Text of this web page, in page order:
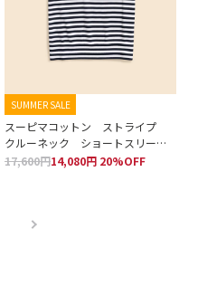
SUMMER SALE
スーピマコットン ストライプ
クルーネック ショートスリーブ
セーター
17,600円14,080円 20%OFF